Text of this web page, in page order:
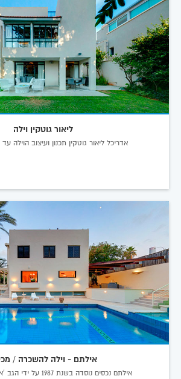
ליאור גוטקין וילה
אדריכל ליאור גוטקין תכנון ועיצוב הוילה עד
אילתם - וילה להשכרה /
אילתם נכסים נוסדה בשנת 1987 על ידי הגב 'אילנה שימשוביץ.